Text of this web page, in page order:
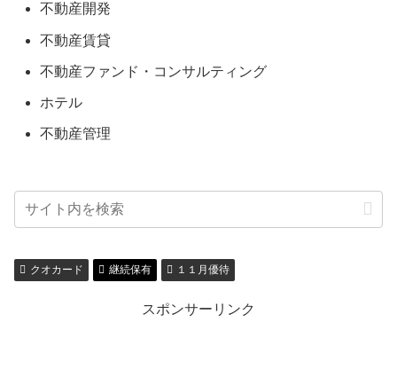
不動産開発
不動産賃貸
不動産ファンド・コンサルティング
ホテル
不動産管理
クオカード 継続保有 １１月優待
スポンサーリンク